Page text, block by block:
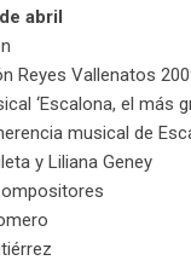
abril
Reyes Vallenatos
‘Escalona, el más
musical de
y Liliana Geney